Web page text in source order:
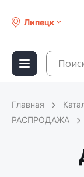
Липецк
Главная
РАСПРОДАЖА